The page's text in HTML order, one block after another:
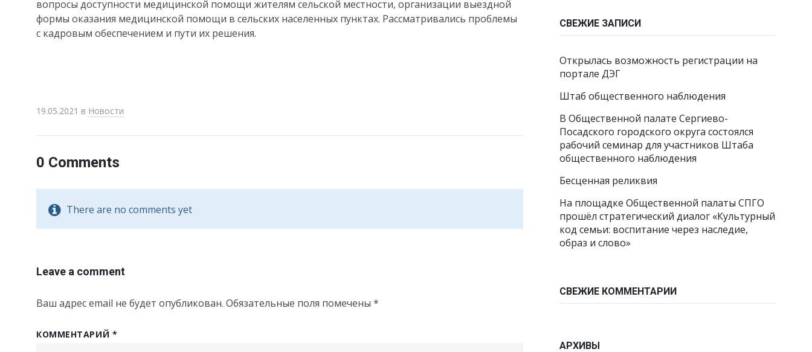
вопросы доступности медицинской помощи жителям сельской местности, организации выездной
формы оказания медицинской помощи в сельских населенных пунктах. Рассматривались проблемы
с кадровым обеспечением и пути их решения.
19.05.2021 в Новости
0 Comments
There are no comments yet
Leave a comment
Ваш адрес email не будет опубликован. Обязательные поля помечены *
КОММЕНТАРИЙ *
СВЕЖИЕ ЗАПИСИ
Открылась возможность регистрации на
портале ДЭГ
Штаб общественного наблюдения
В Общественной палате Сергиево-
Посадского городского округа состоялся
рабочий семинар для участников Штаба
общественного наблюдения
Бесценная реликвия
На площадке Общественной палаты СПГО
прошёл стратегический диалог «Культурный
код семьи: воспитание через наследие,
образ и слово»
СВЕЖИЕ КОММЕНТАРИИ
АРХИВЫ